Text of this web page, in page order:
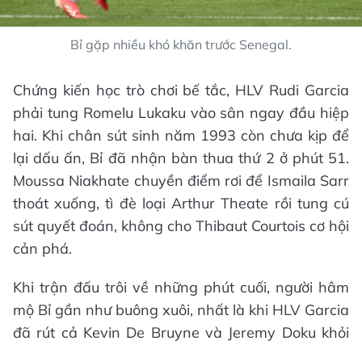
Bỉ gặp nhiều khó khăn trước Senegal.
Chứng kiến học trò chơi bế tắc, HLV Rudi Garcia
phải tung Romelu Lukaku vào sân ngay đầu hiệp
hai. Khi chân sút sinh năm 1993 còn chưa kịp để
lại dấu ấn, Bỉ đã nhận bàn thua thứ 2 ở phút 51.
Moussa Niakhate chuyền điểm rơi để Ismaila Sarr
thoát xuống, tì đè loại Arthur Theate rồi tung cú
sút quyết đoán, không cho Thibaut Courtois cơ hội
cản phá.
Khi trận đấu trôi về những phút cuối, người hâm
mộ Bỉ gần như buông xuôi, nhất là khi HLV Garcia
đã rút cả Kevin De Bruyne và Jeremy Doku khỏi